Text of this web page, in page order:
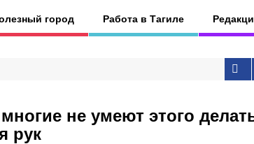
город Работа в Тагиле
не умеют этого
рук